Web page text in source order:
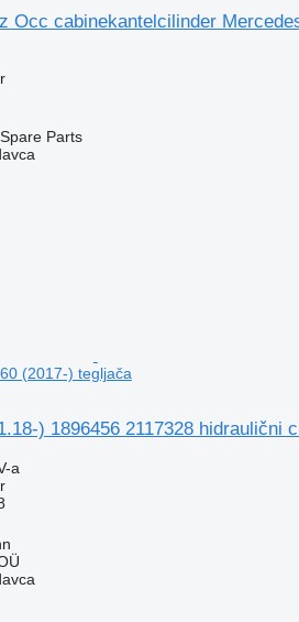
Occ cabinekantelcilinder
Parts
(2017-) tegljača
) 1896456 2117328 hidraulični
a